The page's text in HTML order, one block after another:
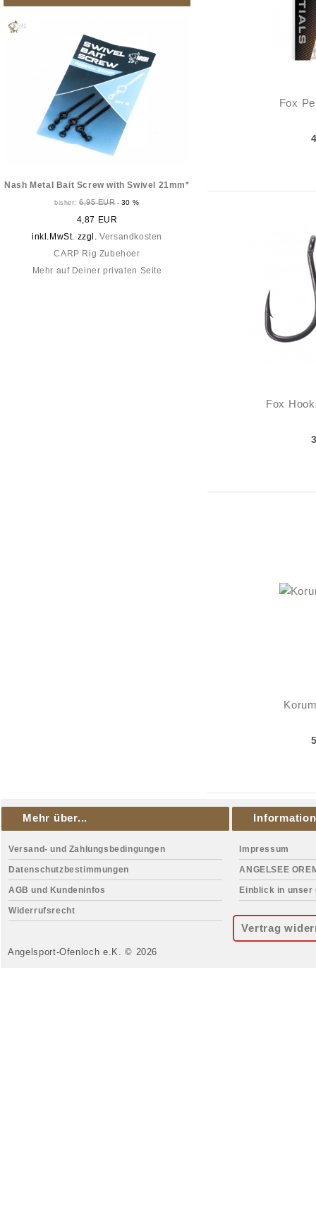
Nash Metal Bait Screw with Swivel 21mm*
bisher: 6,95 EUR- 30 %
4,87 EUR
inkl.MwSt. zzgl.Versandkosten
CARP Rig Zubehoer
Mehr auf Deiner privaten Seite
Fox
Fox
Mehr über...
Versand- und Zahlungsbedingungen
Datenschutzbestimmungen
AGB und Kundeninfos
Widerrufsrecht
Impressum
ANGELSEE
Einblick in unser
Vertrag
Angelsport-Ofenloch e.K. © 2026